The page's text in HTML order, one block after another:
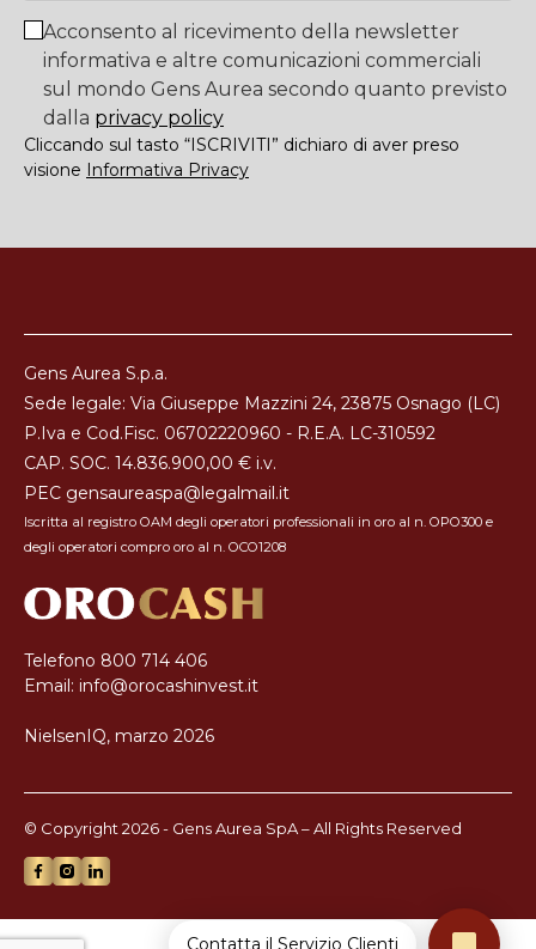
Acconsento al ricevimento della newsletter
informativa e altre comunicazioni commerciali
sul mondo Gens Aurea secondo quanto previsto
dalla privacy policy
Cliccando sul tasto “ISCRIVITI” dichiaro di aver preso
visione Informativa Privacy
Gens Aurea S.p.a.
Sede legale: Via Giuseppe Mazzini 24, 23875 Osnago (LC)
P.Iva e Cod.Fisc. 06702220960 - R.E.A. LC-310592
CAP. SOC. 14.836.900,00 € i.v.
PEC gensaureaspa@legalmail.it
Iscritta al registro OAM degli operatori professionali in oro al n. OPO300 e
degli operatori compro oro al n. OCO1208
Telefono 800 714 406
Email: info@orocashinvest.it
NielsenIQ, marzo 2026
© Copyright 2026 - Gens Aurea SpA – All Rights Reserved
Contatta il Servizio Clienti